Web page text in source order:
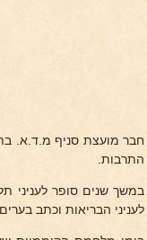
חבר מועצת סניף מ.ד.א.
התרבות.
במשך שנים סופר לעניני
לעניני הבריאות וכתב